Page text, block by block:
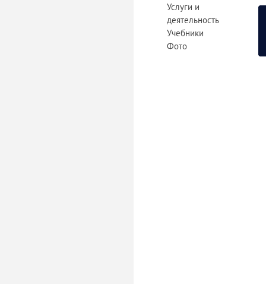
Услуги и
деятельность
Учебники
Фото